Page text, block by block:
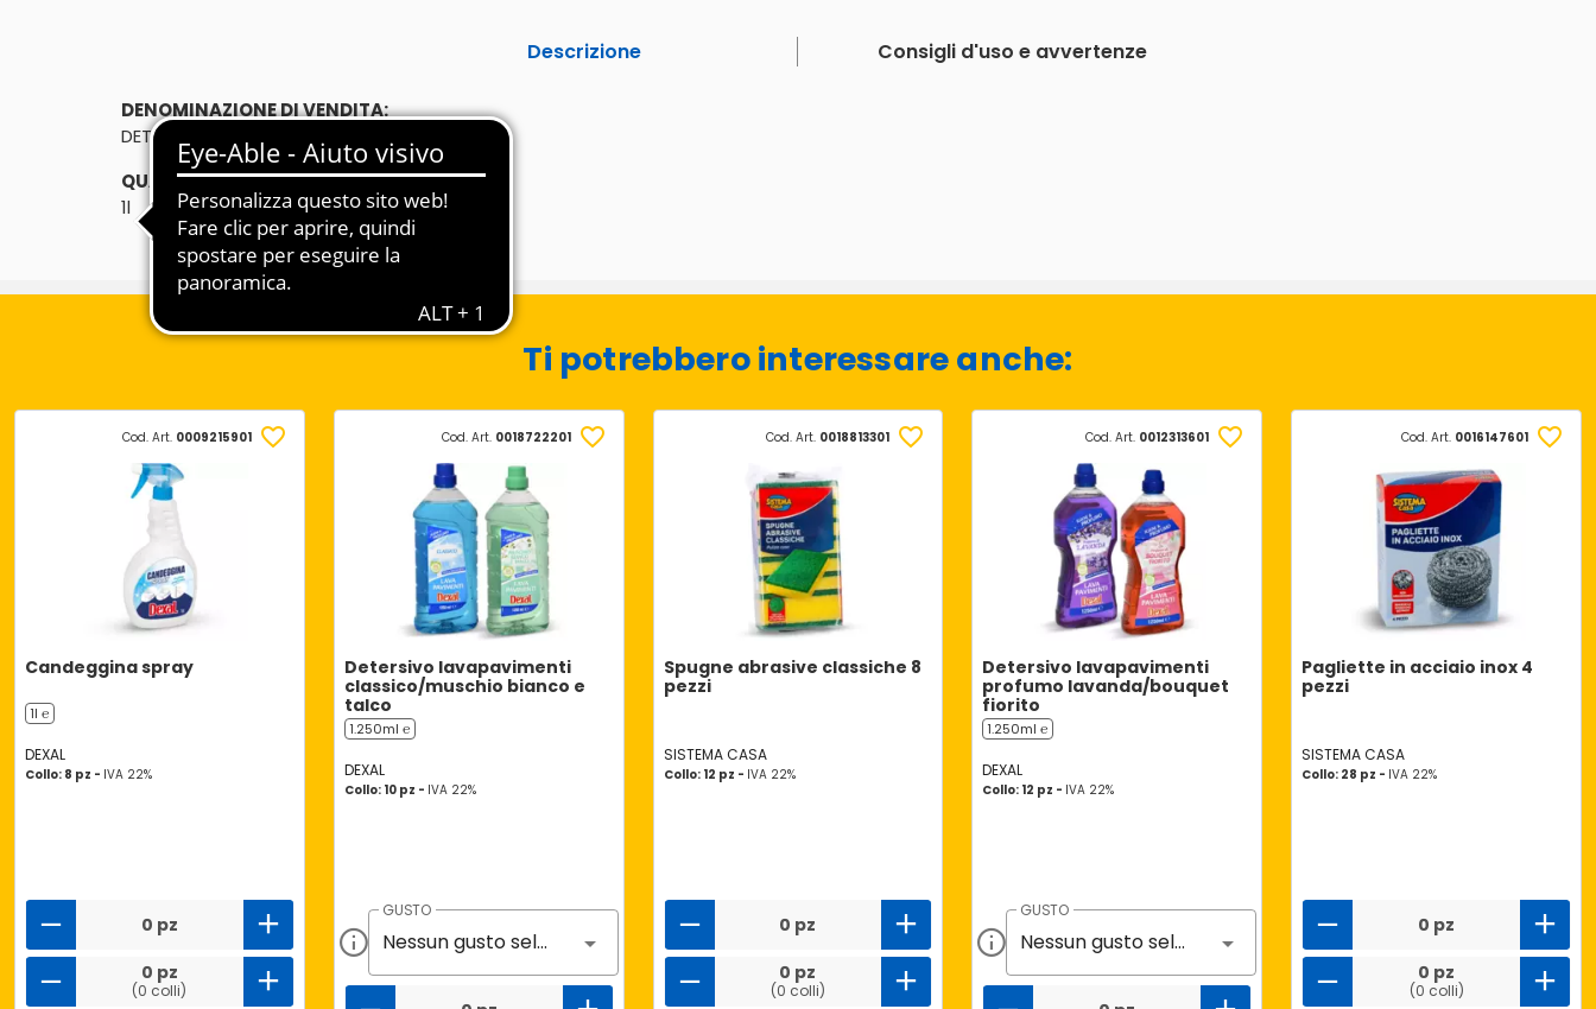
Descrizione Consigli d'uso e avvertenze
DENOMINAZIONE DI VENDITA:
DETERG. CON ALCOOL PER PULIZIA 1l
QUANTITÀ:
1l
Ti potrebbero interessare anche:
Cod. Art. 0009215901
Candeggina spray
1l ℮
DEXAL
Collo: 8 pz - IVA 22%
0 pz
0 pz
(0 colli)
Cod. Art. 0018722201
Detersivo lavapavimenti
classico/muschio bianco e
talco
1.250ml ℮
DEXAL
Collo: 10 pz - IVA 22%
GUSTO
Nessun gusto selezionato
Cod. Art. 0018813301
Spugne abrasive classiche 8
pezzi
SISTEMA CASA
Collo: 12 pz - IVA 22%
0 pz
0 pz
(0 colli)
Cod. Art. 0012313601
Detersivo lavapavimenti
profumo lavanda/bouquet
fiorito
1.250ml ℮
DEXAL
Collo: 12 pz - IVA 22%
GUSTO
Nessun gusto selezionato
Cod. Art. 0016147601
Pagliette in acciaio inox 4
pezzi
SISTEMA CASA
Collo: 28 pz - IVA 22%
0 pz
0 pz
(0 colli)